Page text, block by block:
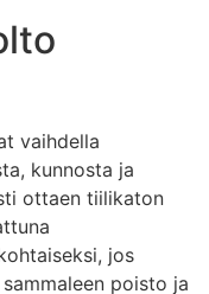
vaihdella
kunnosta ja
ottaen tiilikaton
jos
poisto ja